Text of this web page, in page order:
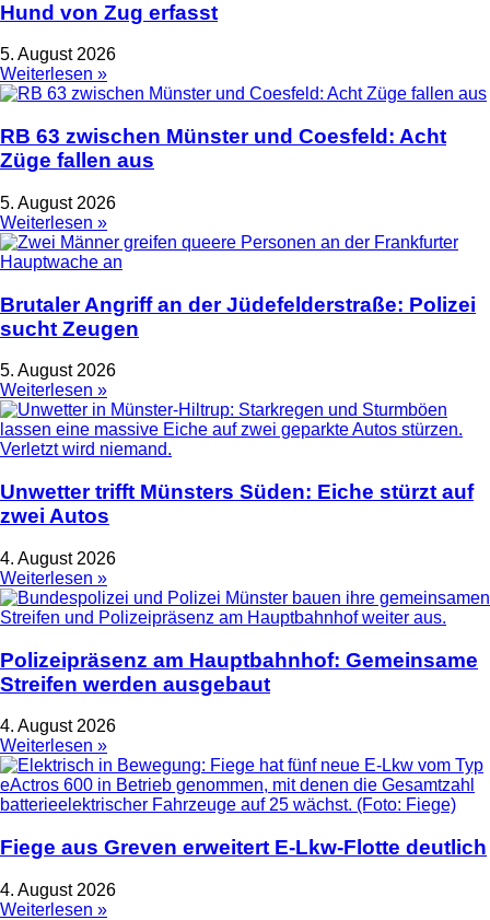
Hund von Zug erfasst
5. August 2026
Weiterlesen »
RB 63 zwischen Münster und Coesfeld: Acht
Züge fallen aus
5. August 2026
Weiterlesen »
Brutaler Angriff an der Jüdefelderstraße: Polizei
sucht Zeugen
5. August 2026
Weiterlesen »
Unwetter trifft Münsters Süden: Eiche stürzt auf
zwei Autos
4. August 2026
Weiterlesen »
Polizeipräsenz am Hauptbahnhof: Gemeinsame
Streifen werden ausgebaut
4. August 2026
Weiterlesen »
Fiege aus Greven erweitert E-Lkw-Flotte deutlich
4. August 2026
Weiterlesen »